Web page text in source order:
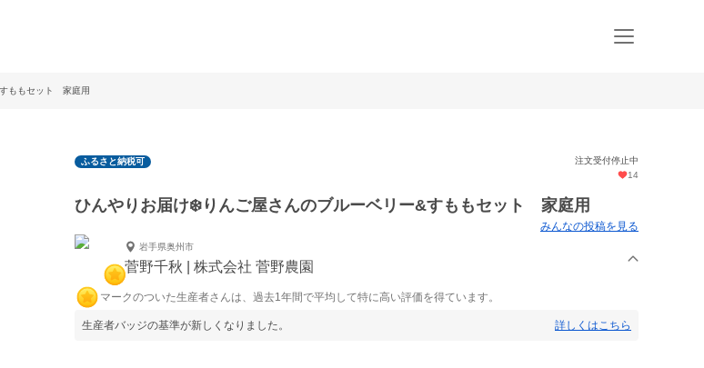
ももセット 家庭用
ふるさと納税可
注文受付停止中
14
ひんやりお届け❄️りんご屋さんのブルーベリー&すももセット 家庭用
みんなの投稿を見る
岩手県奥州市
菅野千秋 | 株式会社 菅野農園
マークのついた生産者さんは、過去1年間で平均して特に高い評価を得ています。
生産者バッジの基準が新しくなりました。 詳しくはこちら